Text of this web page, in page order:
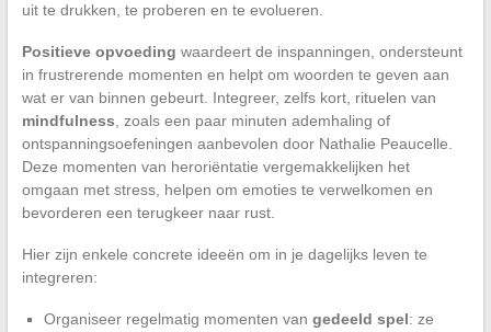
uit te drukken, te proberen en te evolueren.
Positieve opvoeding waardeert de inspanningen, ondersteunt
in frustrerende momenten en helpt om woorden te geven aan
wat er van binnen gebeurt. Integreer, zelfs kort, rituelen van
mindfulness , zoals een paar minuten ademhaling of
ontspanningsoefeningen aanbevolen door Nathalie Peaucelle.
Deze momenten van heroriëntatie vergemakkelijken het
omgaan met stress, helpen om emoties te verwelkomen en
bevorderen een terugkeer naar rust.
Hier zijn enkele concrete ideeën om in je dagelijks leven te
integreren:
Organiseer regelmatig momenten van gedeeld spel: ze